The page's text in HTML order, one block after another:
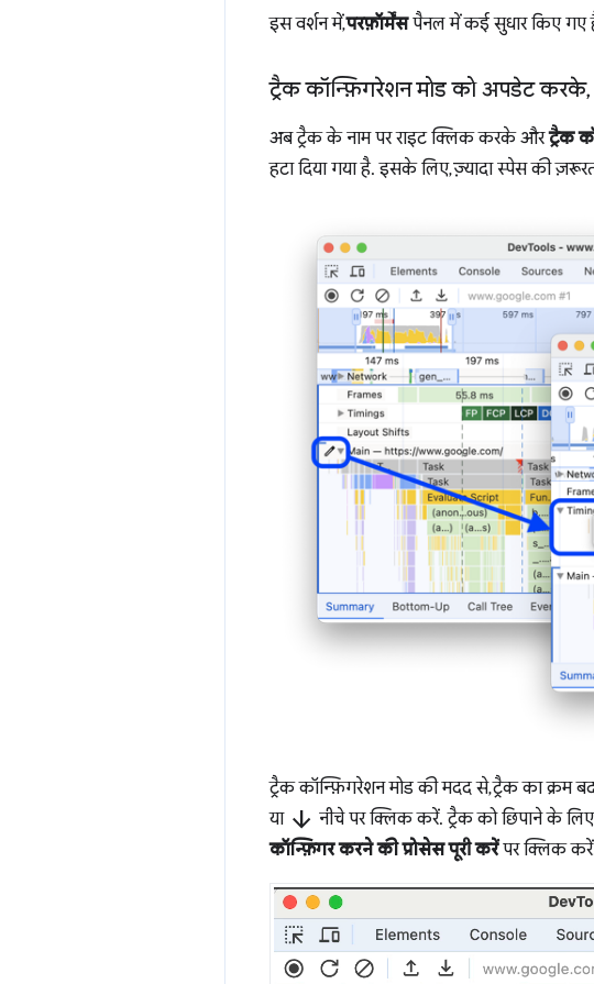
इस वर्शन में,परफ़ॉर्मेंसपैनल में कई सुधार किए गए
ट्रैक कॉन्फ़िगरेशन मोड को अपडेट करके,
अब ट्रैक के नाम पर राइट क्लिक करके औरट्रैक
हटा दिया गया है. इसके लिए, ज़्यादा स्पेस की ज़रूरत
ट्रैक कॉन्फ़िगरेशन मोड की मदद से, ट्रैक का क्रम
या arrow_downward नीचे पर क्लिक करें. ट्रैक को छिपाने के
कॉन्फ़िगर करने की प्रोसेस पूरी करेंपर क्लिक करें.